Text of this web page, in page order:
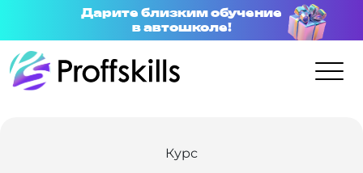
Дарите близким обучение
в автошколе!
Курс